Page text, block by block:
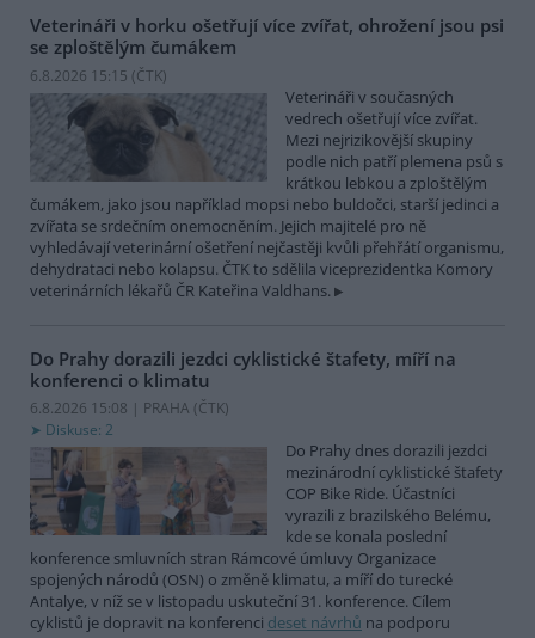
Veterináři v horku ošetřují více zvířat, ohrožení jsou psi
se zploštělým čumákem
6.8.2026 15:15 (ČTK)
Veterináři v současných
vedrech ošetřují více zvířat.
Mezi nejrizikovější skupiny
podle nich patří plemena psů s
krátkou lebkou a zploštělým
čumákem, jako jsou například mopsi nebo buldočci, starší jedinci a
zvířata se srdečním onemocněním. Jejich majitelé pro ně
vyhledávají veterinární ošetření nejčastěji kvůli přehřátí organismu,
dehydrataci nebo kolapsu. ČTK to sdělila viceprezidentka Komory
veterinárních lékařů ČR Kateřina Valdhans.
Do Prahy dorazili jezdci cyklistické štafety, míří na
konferenci o klimatu
6.8.2026 15:08 | PRAHA (ČTK)
Diskuse: 2
Do Prahy dnes dorazili jezdci
mezinárodní cyklistické štafety
COP Bike Ride. Účastníci
vyrazili z brazilského Belému,
kde se konala poslední
konference smluvních stran Rámcové úmluvy Organizace
spojených národů (OSN) o změně klimatu, a míří do turecké
Antalye, v níž se v listopadu uskuteční 31. konference. Cílem
cyklistů je dopravit na konferenci deset návrhů na podporu